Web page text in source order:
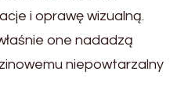
i oprawę wizualną.
one nadadzą
niepowtarzalny